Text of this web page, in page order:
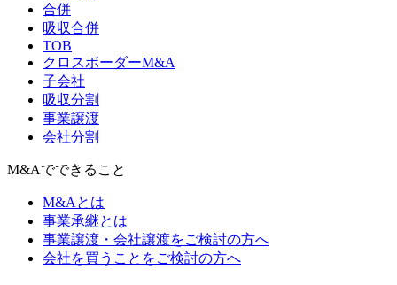
合併
吸収合併
TOB
クロスボーダーM&A
子会社
吸収分割
事業譲渡
会社分割
M&Aでできること
M&Aとは
事業承継とは
事業譲渡・会社譲渡をご検討の方へ
会社を買うことをご検討の方へ